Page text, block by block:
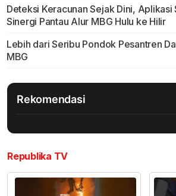
Deteksi Keracunan Sejak Dini, Aplikasi
Sinergi Pantau Alur MBG Hulu ke Hilir
Lebih dari Seribu Pondok Pesantren
MBG
Rekomendasi
Republika TV